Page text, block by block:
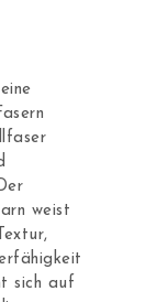
weist
sich auf